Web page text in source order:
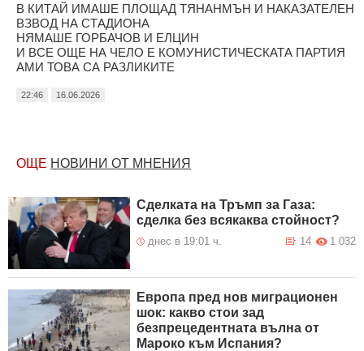
В КИТАЙ ИМАШЕ ПЛОЩАД ТЯНАНМЪН И НАКАЗАТЕЛЕН
ВЗВОД НА СТАДИОНА
НЯМАШЕ ГОРБАЧОВ И ЕЛЦИН
И ВСЕ ОЩЕ НА ЧЕЛО Е КОМУНИСТИЧЕСКАТА ПАРТИЯ
АМИ ТОВА СА РАЗЛИКИТЕ
22:46 16.06.2026
ОЩЕ НОВИНИ ОТ МНЕНИЯ
Сделката на Тръмп за Газа:
сделка без всякаква стойност?
днес в 19:01 ч. 1 032
14
Европа пред нов миграционен
шок: какво стои зад
безпрецедентната вълна от
Мароко към Испания?